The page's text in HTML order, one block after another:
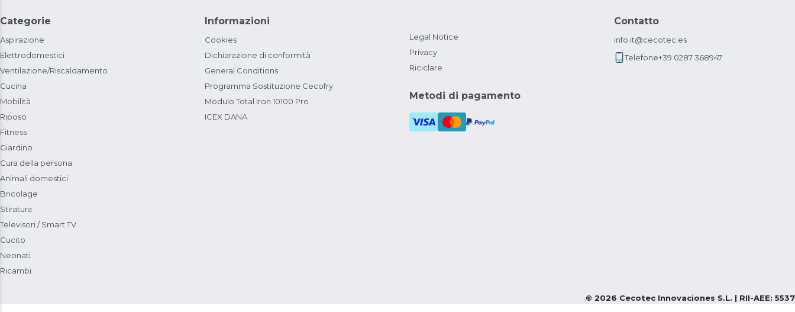
Categorie
Aspirazione
Elettrodomestici
Ventilazione/Riscaldamento
Cucina
Mobilità
Riposo
Fitness
Giardino
Cura della persona
Animali domestici
Bricolage
Stiratura
Televisori / Smart TV
Cucito
Neonati
Ricambi
Informazioni
Cookies
Dichiarazione di conformità
General Conditions
Programma Sostituzione Cecofry
Modulo Total Iron 10100 Pro
ICEX DANA
Legal Notice
Privacy
Riciclare
Metodi di pagamento
Contatto
info.it@cecotec.es
Telefone+39 0287 368947
© 2026 Cecotec Innovaciones S.L. | RII-AEE: 5537